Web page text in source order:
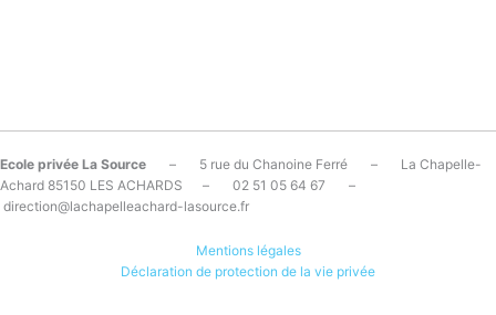
Ecole privée La Source – 5 rue du Chanoine Ferré – La Chapelle-
Achard 85150 LES ACHARDS – 02 51 05 64 67 –
direction@lachapelleachard-lasource.fr
Mentions légales
Déclaration de protection de la vie privée